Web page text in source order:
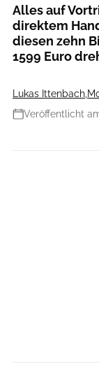
Alles auf
direktem
diesen zehn
1599 Euro
Lukas Ittenbach
Veröffentlicht